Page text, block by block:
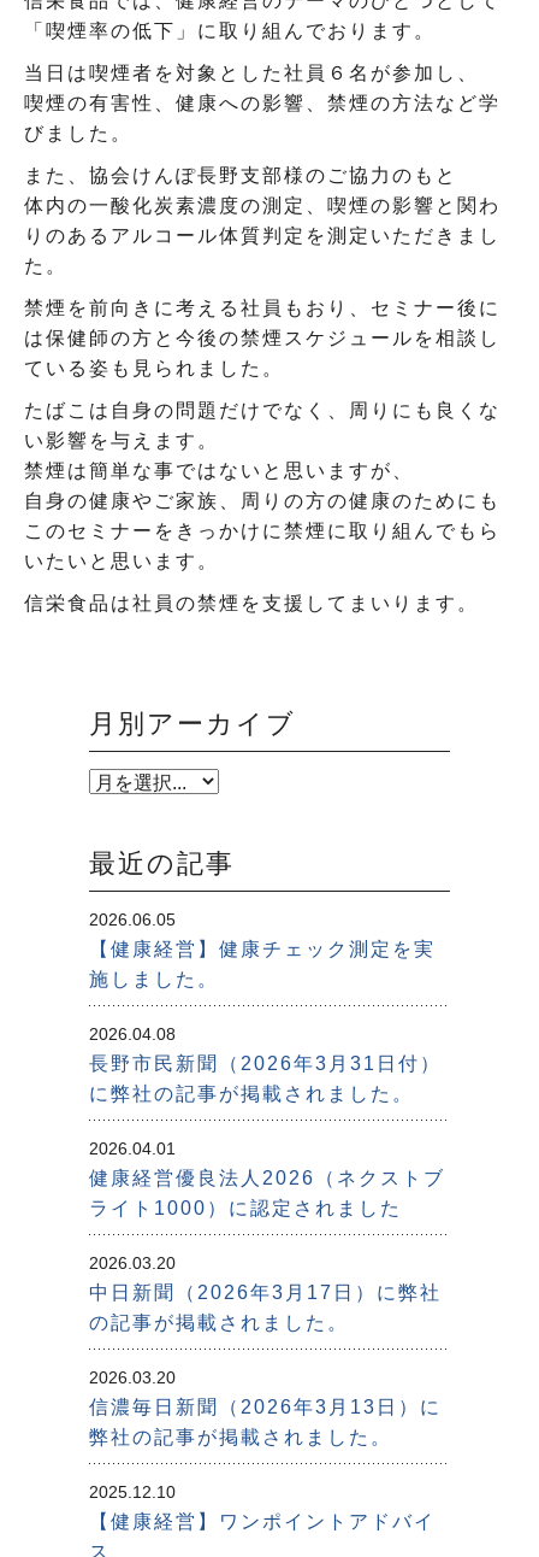
「喫煙率の低下」に取り組んでおります。
当日は喫煙者を対象とした社員６名が参加し、
喫煙の有害性、健康への影響、禁煙の方法など学
びました。
また、協会けんぽ長野支部様のご協力のもと
体内の一酸化炭素濃度の測定、喫煙の影響と関わ
りのあるアルコール体質判定を測定いただきまし
た。
禁煙を前向きに考える社員もおり、セミナー後に
は保健師の方と今後の禁煙スケジュールを相談し
ている姿も見られました。
たばこは自身の問題だけでなく、周りにも良くな
い影響を与えます。
禁煙は簡単な事ではないと思いますが、
自身の健康やご家族、周りの方の健康のためにも
このセミナーをきっかけに禁煙に取り組んでもら
いたいと思います。
信栄食品は社員の禁煙を支援してまいります。
月別アーカイブ
最近の記事
2026.06.05
【健康経営】健康チェック測定を実
施しました。
2026.04.08
長野市民新聞（2026年3月31日付）
に弊社の記事が掲載されました。
2026.04.01
健康経営優良法人2026（ネクストブ
ライト1000）に認定されました
2026.03.20
中日新聞（2026年3月17日）に弊社
の記事が掲載されました。
2026.03.20
信濃毎日新聞（2026年3月13日）に
弊社の記事が掲載されました。
2025.12.10
【健康経営】ワンポイントアドバイ
ス